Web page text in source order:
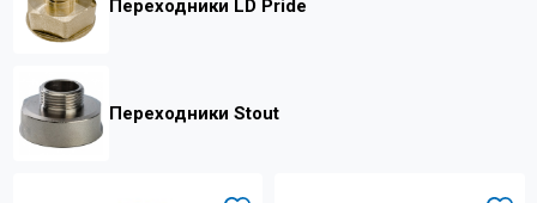
Объекты
Партнеры
Переходники LD Pride
Переходники Stout